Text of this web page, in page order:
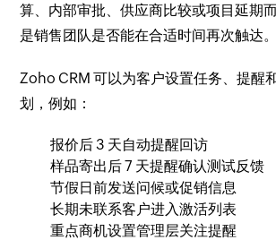
算、内部审批、供应商比较或项目延期
是销售团队是否能在合适时间再次触达。
Zoho CRM 可以为客户设置任务、提醒
划，例如：
报价后 3 天自动提醒回访
样品寄出后 7 天提醒确认测试反馈
节假日前发送问候或促销信息
长期未联系客户进入激活列表
重点商机设置管理层关注提醒